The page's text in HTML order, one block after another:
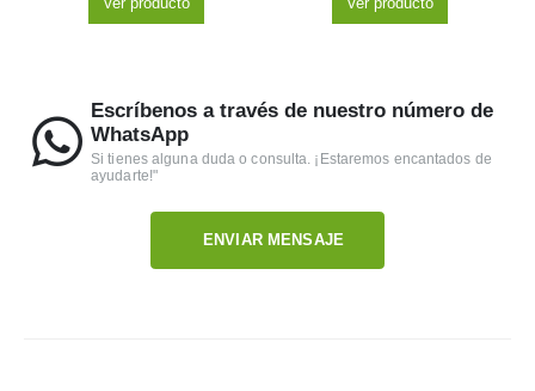
Escríbenos a través de nuestro número de
WhatsApp
Si tienes alguna duda o consulta. ¡Estaremos encantados de
ayudarte!"
ENVIAR MENSAJE